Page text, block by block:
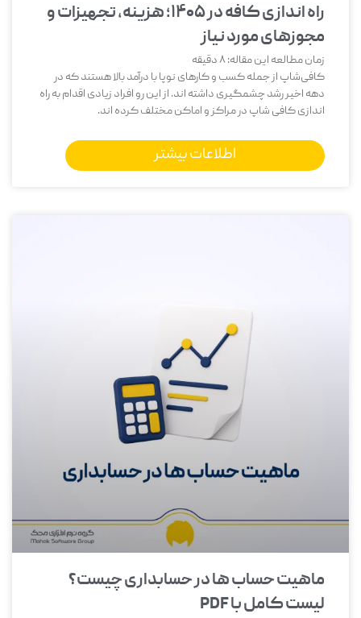
راه اندازی کافه در ۱۴۰۵؛ هزینه، تجهیزات و
مجوزهای مورد نیاز
زمان مطالعه این مقاله:8دقیقه
کافی‌شاپ از جمله کسب و کارهای نوپا با درآمد بالا هستند که در
دهه اخیر رشد چشمگیری داشته اند. از این رو افراد زیادی اقدام به راه
اندازی کافی شاپ در مراکز و اماکن مختلف کرده اند.
اطلاعات بیشتر
ماهیت حساب ‌ها در حسابداری چیست؟
لیست کامل با PDF